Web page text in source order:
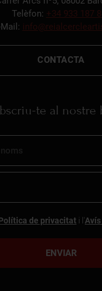
Telèfon: +34 933 187
Mail:
CONTACTA
te al nostre
ENVIAR
de privacitat i l'Avís